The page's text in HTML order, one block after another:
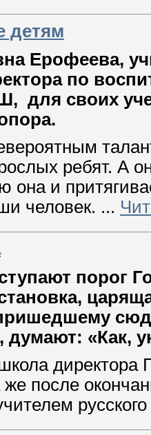
детям
Ерофеева,
по
для своих
ребят. А
она и
человек. ...
порог
думают: «Как,
директора
после